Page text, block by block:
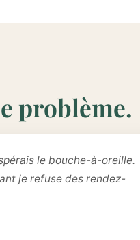
problème.
le bouche-à-oreille.
je refuse des rendez-